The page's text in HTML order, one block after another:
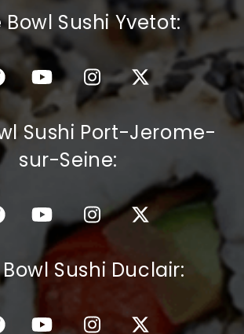
Bowl Sushi Yvetot:
Sushi Port-Jerome-
sur-Seine:
Bowl Sushi Duclair: